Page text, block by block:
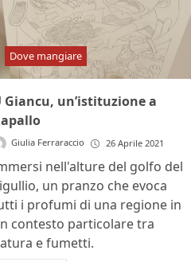
Dove mangiare
Giancu, un’istituzione a
Giulia Ferraraccio 26 Aprile 2021
nell'alture del golfo del
un pranzo che evoca
i profumi di una regione in
contesto particolare tra
e fumetti.